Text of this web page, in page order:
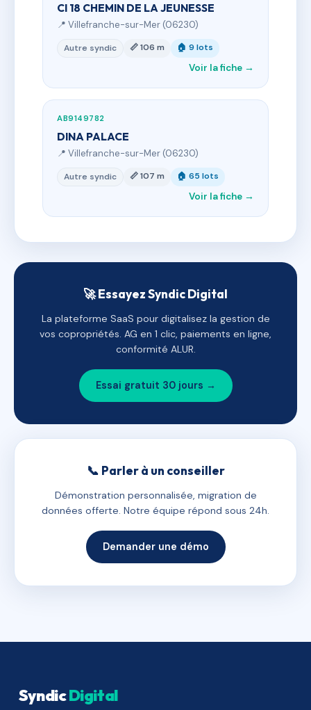
CI 18 CHEMIN DE LA JEUNESSE
📍 Villefranche-sur-Mer (06230)
Autre syndic 📏 106 m 🏠 9 lots
Voir la fiche →
AB9149782
DINA PALACE
📍 Villefranche-sur-Mer (06230)
Autre syndic 📏 107 m 🏠 65 lots
Voir la fiche →
🚀 Essayez Syndic Digital
La plateforme SaaS pour digitalisez la gestion de
vos copropriétés. AG en 1 clic, paiements en ligne,
conformité ALUR.
Essai gratuit 30 jours →
📞 Parler à un conseiller
Démonstration personnalisée, migration de
données offerte. Notre équipe répond sous 24h.
Demander une démo
SyndicDigital